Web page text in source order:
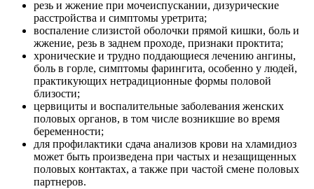
резь и жжение при мочеиспускании, дизурические
расстройства и симптомы уретрита;
воспаление слизистой оболочки прямой кишки, боль и
жжение, резь в заднем проходе, признаки проктита;
хронические и трудно поддающиеся лечению ангины,
боль в горле, симптомы фарингита, особенно у людей,
практикующих нетрадиционные формы половой
близости;
цервициты и воспалительные заболевания женских
половых органов, в том числе возникшие во время
беременности;
для профилактики сдача анализов крови на хламидиоз
может быть произведена при частых и незащищенных
половых контактах, а также при частой смене половых
партнеров.